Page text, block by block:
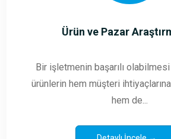
Ürün ve Pazar
Bir işletmenin başarılı
ürünlerin hem müşteri
hem de...